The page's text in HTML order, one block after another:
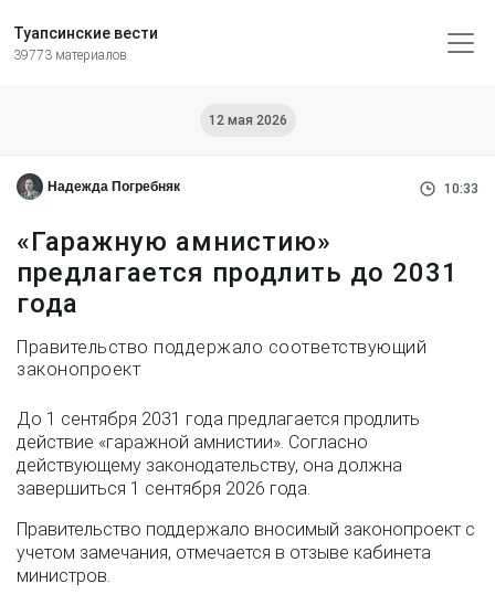
Туапсинские вести
39773 материалов
12 мая 2026
Надежда Погребняк 10:33
«Гаражную амнистию»
предлагается продлить до 2031
года
Правительство поддержало соответствующий
законопроект
До 1 сентября 2031 года предлагается продлить
действие «гаражной амнистии». Согласно
действующему законодательству, она должна
завершиться 1 сентября 2026 года.
Правительство поддержало вносимый законопроект с
учетом замечания, отмечается в отзыве кабинета
министров.